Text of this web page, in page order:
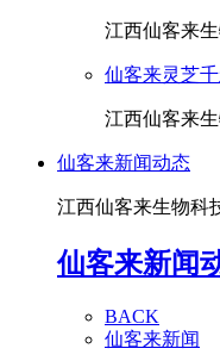
江西仙客来
仙客来灵芝
江西仙客来
仙客来新闻动态
江西仙客来生物科
仙客来新闻
BACK
仙客来新闻